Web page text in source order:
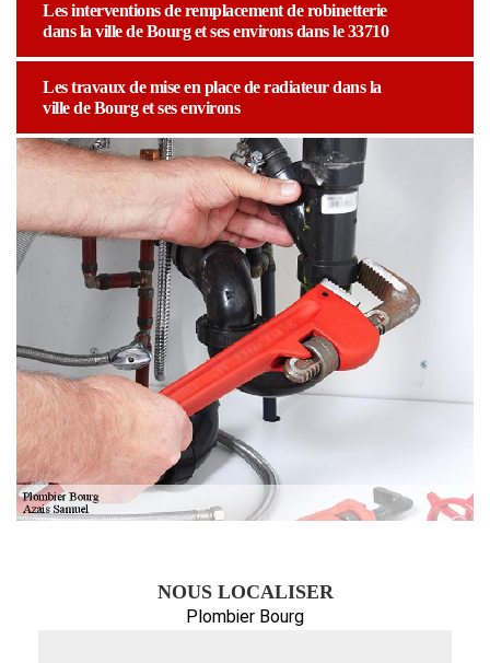
Les interventions de remplacement de robinetterie
dans la ville de Bourg et ses environs dans le 33710
Les travaux de mise en place de radiateur dans la
ville de Bourg et ses environs
NOUS LOCALISER
Plombier Bourg